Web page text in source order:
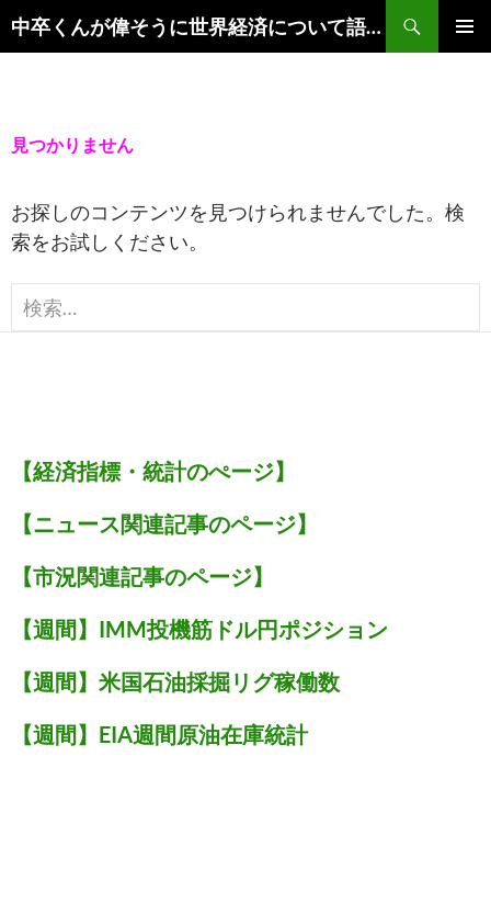
ツ
へ
キ
ッ
プ
中卒くんが偉そうに世界経済について語るブログ
検
索
見つかりません
お探しのコンテンツを見つけられませんでした。検
索をお試しください。
検
索:
【経済指標・統計のぺージ】
【ニュース関連記事のページ】
【市況関連記事のページ】
【週間】IMM投機筋ドル円ポジション
【週間】米国石油採掘リグ稼働数
【週間】EIA週間原油在庫統計